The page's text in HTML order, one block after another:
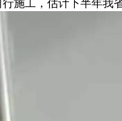
施工，估计下半年我